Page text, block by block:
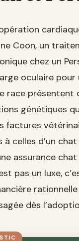
Coon, un
chez un
oculaire pour
race présentent
génétiques
factures
à celles d’un
assurance
pas un luxe,
dès